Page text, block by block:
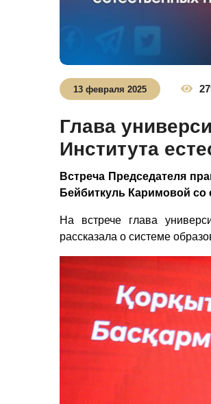
13 февраля 2025
Глава
Института
Встреча Председателя
Бейбиткуль Каримовой со
На встрече глава
рассказала о системе